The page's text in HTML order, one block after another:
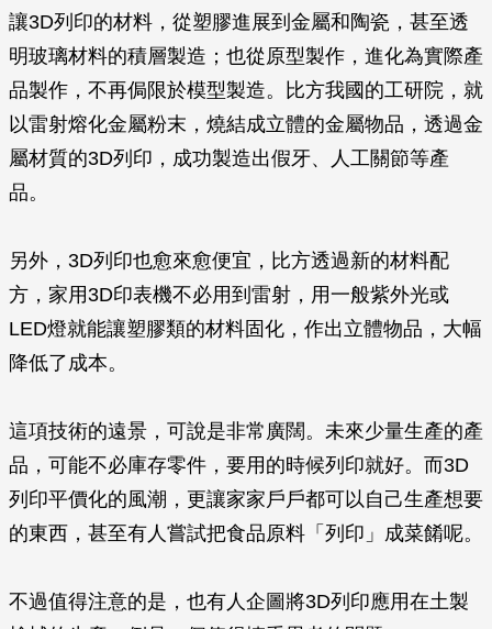
讓3D列印的材料，從塑膠進展到金屬和陶瓷，甚至透
明玻璃材料的積層製造；也從原型製作，進化為實際產
品製作，不再侷限於模型製造。比方我國的工研院，就
以雷射熔化金屬粉末，燒結成立體的金屬物品，透過金
屬材質的3D列印，成功製造出假牙、人工關節等產
品。
另外，3D列印也愈來愈便宜，比方透過新的材料配
方，家用3D印表機不必用到雷射，用一般紫外光或
LED燈就能讓塑膠類的材料固化，作出立體物品，大幅
降低了成本。
這項技術的遠景，可說是非常廣闊。未來少量生產的產
品，可能不必庫存零件，要用的時候列印就好。而3D
列印平價化的風潮，更讓家家戶戶都可以自己生產想要
的東西，甚至有人嘗試把食品原料「列印」成菜餚呢。
不過值得注意的是，也有人企圖將3D列印應用在土製